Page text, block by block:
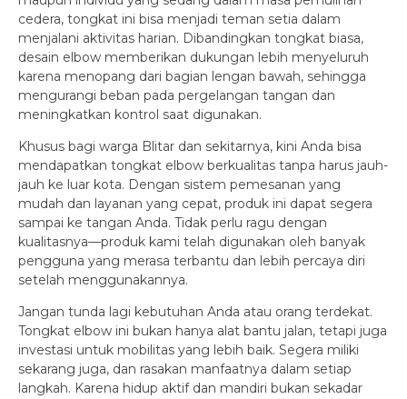
cedera, tongkat ini bisa menjadi teman setia dalam
menjalani aktivitas harian. Dibandingkan tongkat biasa,
desain elbow memberikan dukungan lebih menyeluruh
karena menopang dari bagian lengan bawah, sehingga
mengurangi beban pada pergelangan tangan dan
meningkatkan kontrol saat digunakan.
Khusus bagi warga Blitar dan sekitarnya, kini Anda bisa
mendapatkan tongkat elbow berkualitas tanpa harus jauh-
jauh ke luar kota. Dengan sistem pemesanan yang
mudah dan layanan yang cepat, produk ini dapat segera
sampai ke tangan Anda. Tidak perlu ragu dengan
kualitasnya—produk kami telah digunakan oleh banyak
pengguna yang merasa terbantu dan lebih percaya diri
setelah menggunakannya.
Jangan tunda lagi kebutuhan Anda atau orang terdekat.
Tongkat elbow ini bukan hanya alat bantu jalan, tetapi juga
investasi untuk mobilitas yang lebih baik. Segera miliki
sekarang juga, dan rasakan manfaatnya dalam setiap
langkah. Karena hidup aktif dan mandiri bukan sekadar